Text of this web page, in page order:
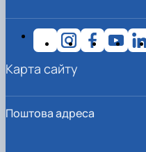
Поштова адреса
Карта сайту